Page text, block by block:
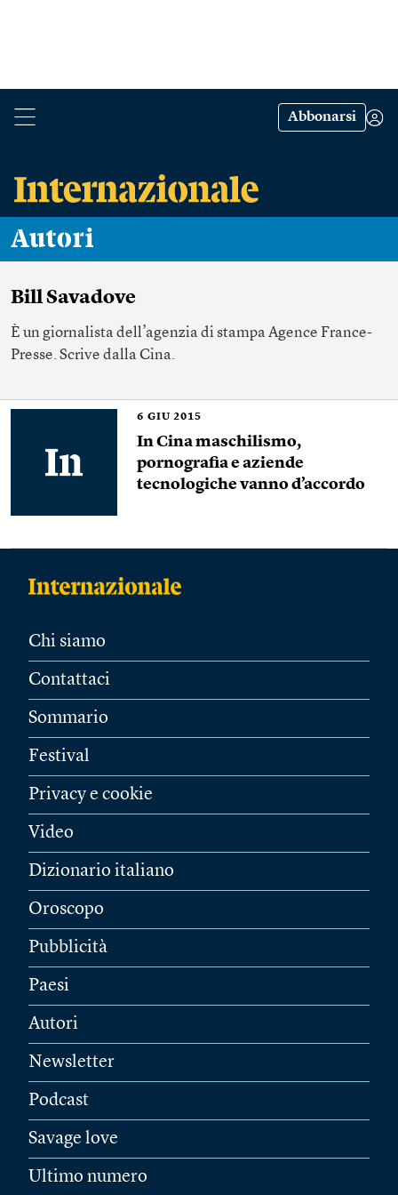
Abbonarsi
Autori
Bill Savadove
È un giornalista dell’agenzia di stampa Agence France-
Presse. Scrive dalla Cina.
6 GIU 2015
In Cina maschilismo,
pornografia e aziende
tecnologiche vanno d’accordo
Chi siamo
Contattaci
Sommario
Festival
Privacy e cookie
Video
Dizionario italiano
Oroscopo
Pubblicità
Paesi
Autori
Newsletter
Podcast
Savage love
Ultimo numero